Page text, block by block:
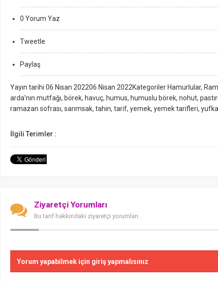
0 Yorum Yaz
Tweetle
Paylaş
Yayın tarihi 06 Nisan 202206 Nisan 2022Kategoriler Hamurlular,
arda’nın mutfağı, börek, havuç, humus, humuslu börek, nohut,
ramazan sofrası, sarımsak, tahin, tarif, yemek, yemek tarifleri, yufka
İlgili Terimler :
Ziyaretçi Yorumları
Bu tarif hakkındaki ziyaretçi yorumları
Yorum yapabilmek için giriş yapmalısınız